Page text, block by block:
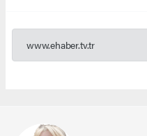
www.ehaber.tv.tr